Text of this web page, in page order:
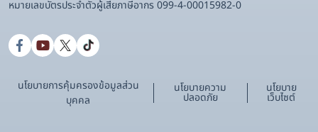
หมายเลขบัตรประจําตัวผู้เสียภาษีอากร 099-4-00015982-0
นโยบายการคุ้มครองข้อมูลส่วน
บุคคล
นโยบายความ
ปลอดภัย
นโยบาย
เว็บไซต์